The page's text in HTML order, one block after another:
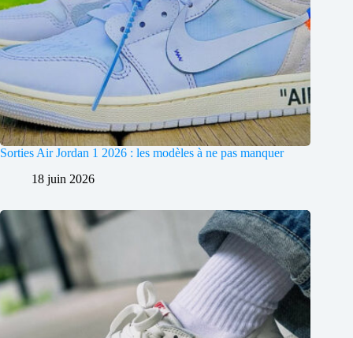
Sorties Air Jordan 1 2026 : les modèles à ne pas manquer
18 juin 2026